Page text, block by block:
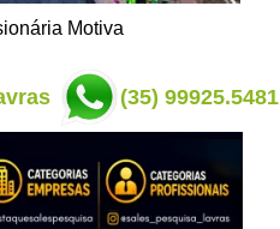
Motiva
(35) 99925.5481